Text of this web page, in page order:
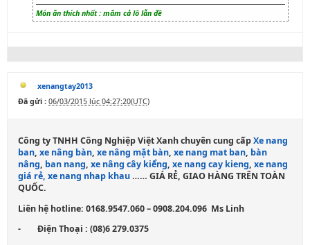
Món ăn thích nhất : măm cả lô lẫn đề
xenangtay2013
Đã gửi : 06/03/2015 lúc 04:27:20(UTC)
Công ty TNHH Công Nghiệp Việt Xanh chuyên cung cấpXe nang
ban, xe nâng bàn, xe nâng mặt bàn, xe nang mat ban, bàn
nâng, ban nang, xe nâng cây kiểng, xe nang cay kieng, xe nang
giá rẻ, xe nang nhap khau…… GIÁ RẺ, GIAO HÀNG TRÊN TOÀN
QUỐC.
Liên hệ hotline: 0168.9547.060 – 0908.204.096 Ms Linh
- Điện Thoại : (08)6 279.0375